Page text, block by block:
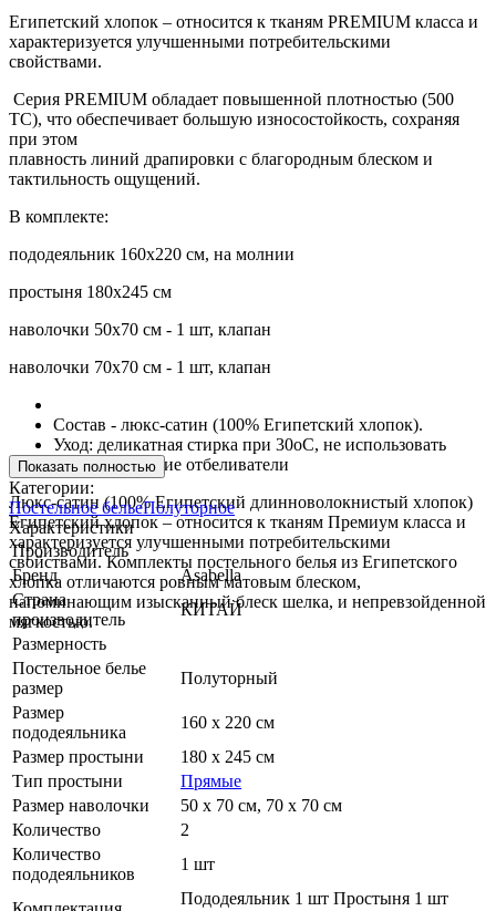
Египетский хлопок – относится к тканям PREMIUM класса и
характеризуется улучшенными потребительскими
свойствами.
Серия PREMIUM обладает повышенной плотностью (500
ТС), что обеспечивает большую износостойкость, сохраняя
при этом
плавность линий драпировки с благородным блеском и
тактильность ощущений.
В комплекте:
пододеяльник 160х220 см, на молнии
простыня 180х245 см
наволочки 50х70 см - 1 шт, клапан
наволочки 70х70 см - 1 шт, клапан
Состав - люкс-сатин (100% Египетский хлопок).
Уход: деликатная стирка при 30оС, не использовать
хлорсодержащие отбеливатели
Люкс-сатин (100% Египетский длинноволокнистый хлопок)
Египетский хлопок – относится к тканям Премиум класса и
характеризуется улучшенными потребительскими
свойствами. Комплекты постельного белья из Египетского
хлопка отличаются ровным матовым блеском,
напоминающим изысканный блеск шелка, и непревзойденной
мягкостью.
Показать полностью
Категории:
Постельное бельеПолуторное
Характеристики
Производитель
Бренд
Asabella
Страна
производитель
КИТАЙ
Размерность
Постельное белье
размер
Полуторный
Размер
пододеяльника
160 х 220 см
Размер простыни
180 x 245 см
Тип простыни
Прямые
Размер наволочки
50 х 70 см, 70 х 70 см
Количество
2
Количество
пододеяльников
1 шт
Пододеяльник 1 шт Простыня 1 шт